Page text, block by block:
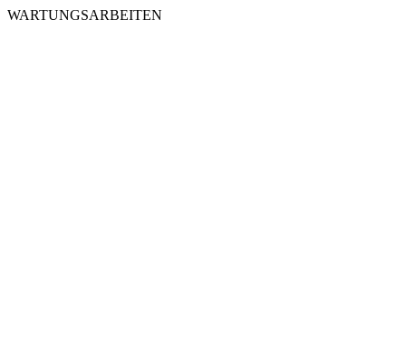
WARTUNGSARBEITEN